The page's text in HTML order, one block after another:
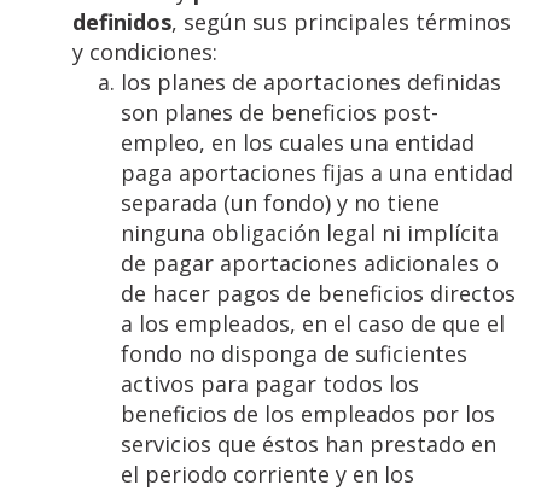
definidos, según sus principales términos
y condiciones:
los planes de aportaciones definidas
son planes de beneficios post-
empleo, en los cuales una entidad
paga aportaciones fijas a una entidad
separada (un fondo) y no tiene
ninguna obligación legal ni implícita
de pagar aportaciones adicionales o
de hacer pagos de beneficios directos
a los empleados, en el caso de que el
fondo no disponga de suficientes
activos para pagar todos los
beneficios de los empleados por los
servicios que éstos han prestado en
el periodo corriente y en los